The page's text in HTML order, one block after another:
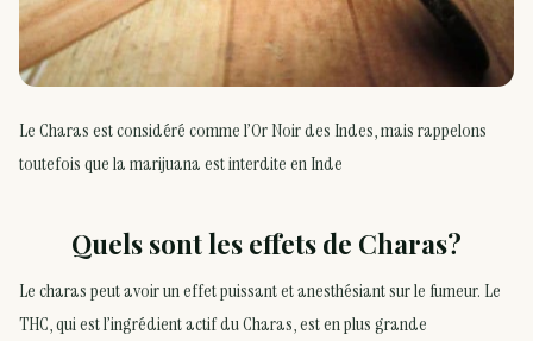
Le Charas est considéré comme l’Or Noir des Indes, mais rappelons
toutefois que la marijuana est interdite en Inde
Quels sont les effets de Charas?
Le charas peut avoir un effet puissant et anesthésiant sur le fumeur. Le
THC, qui est l’ingrédient actif du Charas, est en plus grande